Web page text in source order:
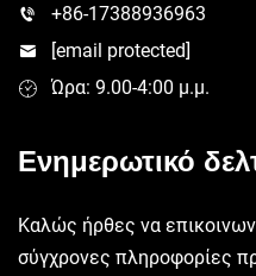
+86-17388936963
[email protected]
Ώρα: 9.00-4:00 μ.μ.
Ενημερωτικό
Καλώς ήρθες να
σύγχρονες πληροφορίες